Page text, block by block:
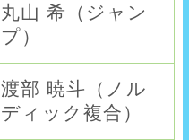
丸山 希（ジャン
プ）
渡部 暁斗（ノル
ディック複合）